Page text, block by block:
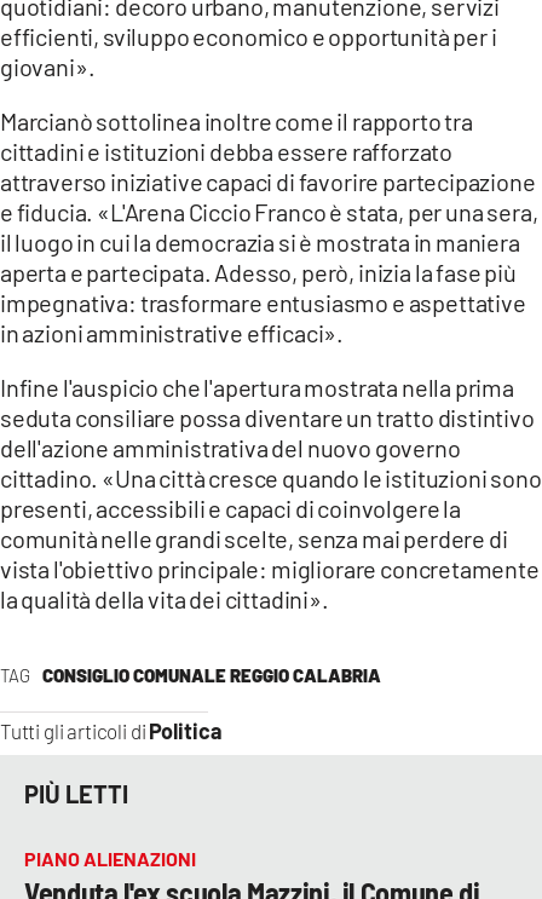
ANDROID
APPLE
TAG CONSIGLIO COMUNALE REGGIO CALABRIA
Tutti gli articoli di Politica
quotidiani: decoro urbano, manutenzione, servizi
efficienti, sviluppo economico e opportunità per i
giovani».
Marcianò sottolinea inoltre come il rapporto tra
cittadini e istituzioni debba essere rafforzato
attraverso iniziative capaci di favorire partecipazione
e fiducia. «L'Arena Ciccio Franco è stata, per una sera,
il luogo in cui la democrazia si è mostrata in maniera
aperta e partecipata. Adesso, però, inizia la fase più
impegnativa: trasformare entusiasmo e aspettative
in azioni amministrative efficaci».
Infine l'auspicio che l'apertura mostrata nella prima
seduta consiliare possa diventare un tratto distintivo
dell'azione amministrativa del nuovo governo
cittadino. «Una città cresce quando le istituzioni sono
presenti, accessibili e capaci di coinvolgere la
comunità nelle grandi scelte, senza mai perdere di
vista l'obiettivo principale: migliorare concretamente
la qualità della vita dei cittadini».
PIÙ LETTI
PIANO ALIENAZIONI